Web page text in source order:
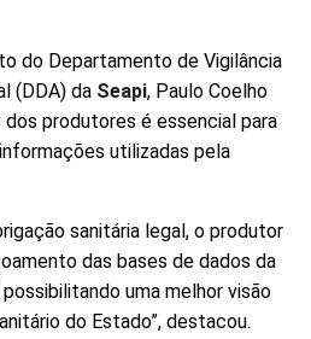
do Departamento de Vigilância
(DDA) da Seapi, Paulo Coelho
produtores é essencial para
utilizadas pela
sanitária legal, o produtor
das bases de dados da
uma melhor visão
do Estado”, destacou.